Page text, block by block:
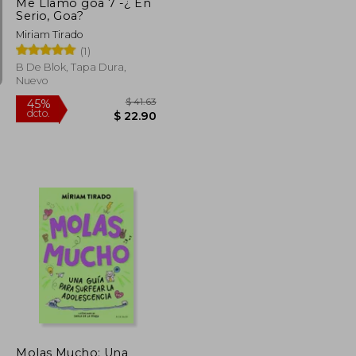
$ 44.06
$ 24.23
Serio, Goa?
Miriam Tirado
(1)
B De Blok, Tapa Dura,
Nuevo
45%
dcto.
Molas Mucho: Una